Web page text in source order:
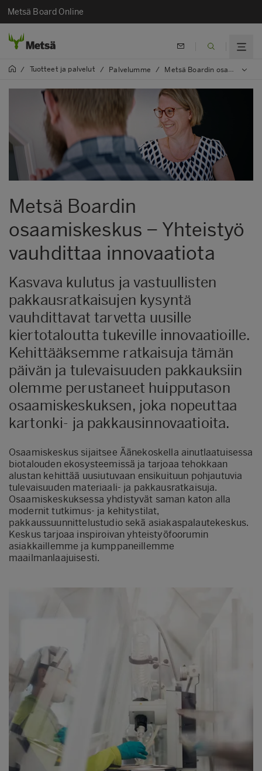
Metsä Board Online
/ Tuotteet ja palvelut / Palvelumme / Metsä Boardin osaamiskeskus
Metsä Boardin
osaamiskeskus − Yhteistyö
vauhdittaa innovaatiota
Kasvava kulutus ja vastuullisten
pakkausratkaisujen kysyntä
vauhdittavat tarvetta uusille
kiertotaloutta tukeville innovaatioille.
Kehittääksemme ratkaisuja tämän
päivän ja tulevaisuuden pakkauksiin
olemme perustaneet huipputason
osaamiskeskuksen, joka nopeuttaa
kartonki- ja pakkausinnovaatioita.
Osaamiskeskus sijaitsee Äänekoskella ainutlaatuisessa
biotalouden ekosysteemissä ja tarjoaa tehokkaan
alustan kehittää uusiutuvaan ensikuituun pohjautuvia
tulevaisuuden materiaali- ja pakkausratkaisuja.
Osaamiskeskuksessa yhdistyvät saman katon alla
modernit tutkimus- ja kehitystilat,
pakkaussuunnittelustudio sekä asiakaspalautekeskus.
Keskus tarjoaa inspiroivan yhteistyöfoorumin
asiakkaillemme ja kumppaneillemme
maailmanlaajuisesti.